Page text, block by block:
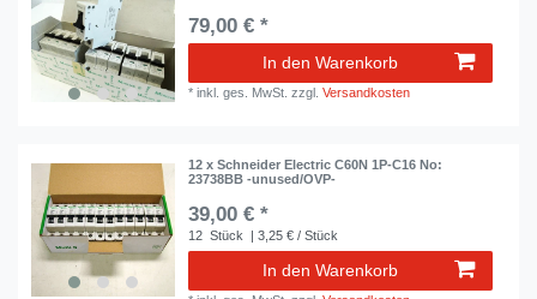
79,00 € *
In den Warenkorb
*inkl. ges. MwSt. zzgl.Versandkosten
12 x Schneider Electric C60N 1P-C16 No:
23738BB -unused/OVP-
39,00 € *
12 Stück | 3,25 € / Stück
In den Warenkorb